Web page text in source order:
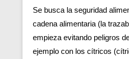
Se busca la seguridad
cadena alimentaria (la
empieza evitando peligros
ejemplo con los cítricos